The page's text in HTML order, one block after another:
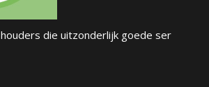
die uitzonderlijk goede ser